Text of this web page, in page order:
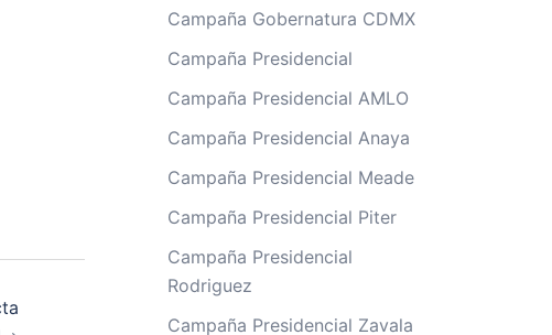
Campaña Gobernatura CDMX
Campaña Presidencial
Campaña Presidencial AMLO
Campaña Presidencial Anaya
Campaña Presidencial Meade
Campaña Presidencial Piter
Campaña Presidencial
Rodriguez
Campaña Presidencial Zavala